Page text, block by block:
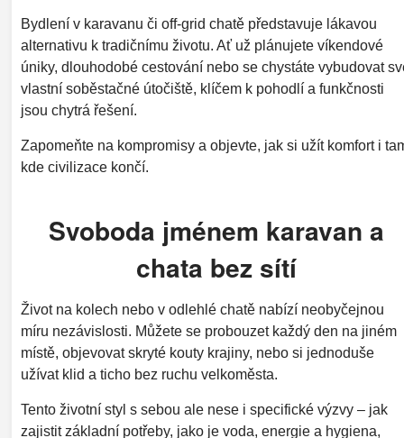
Bydlení v karavanu či off-grid chatě představuje lákavou
alternativu k tradičnímu životu. Ať už plánujete víkendové
úniky, dlouhodobé cestování nebo se chystáte vybudovat
vlastní soběstačné útočiště, klíčem k pohodlí a funkčnosti
jsou chytrá řešení.
Zapomeňte na kompromisy a objevte, jak si užít komfort i
kde civilizace končí.
Svoboda jménem karavan a
chata bez sítí
Život na kolech nebo v odlehlé chatě nabízí neobyčejnou
míru nezávislosti. Můžete se probouzet každý den na jiném
místě, objevovat skryté kouty krajiny, nebo si jednoduše
užívat klid a ticho bez ruchu velkoměsta.
Tento životní styl s sebou ale nese i specifické výzvy – jak
zajistit základní potřeby, jako je voda, energie a hygiena,